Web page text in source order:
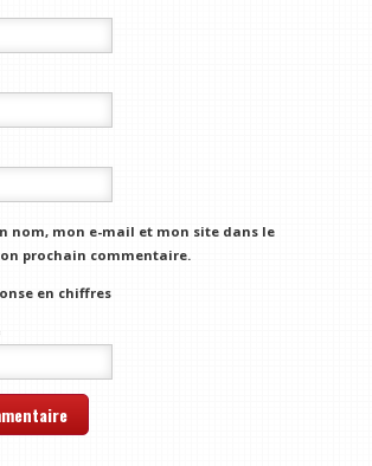
nom, mon e-mail et mon site dans le
prochain commentaire.
en chiffres